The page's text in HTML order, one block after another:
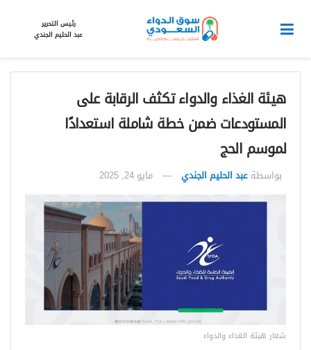
رئيس التحرير
عبد الحليم الجندي
هيئة الغذاء والدواء تكثف الرقابة على
المستودعات ضمن خطة شاملة استعدادًا
لموسم الحج
بواسطة عبد الحليم الجندي مايو 24, 2025
شعار هيئة الغذاء والدواء